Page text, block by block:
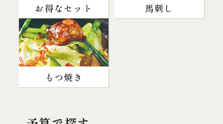
お得なセット 馬刺し
もつ焼き